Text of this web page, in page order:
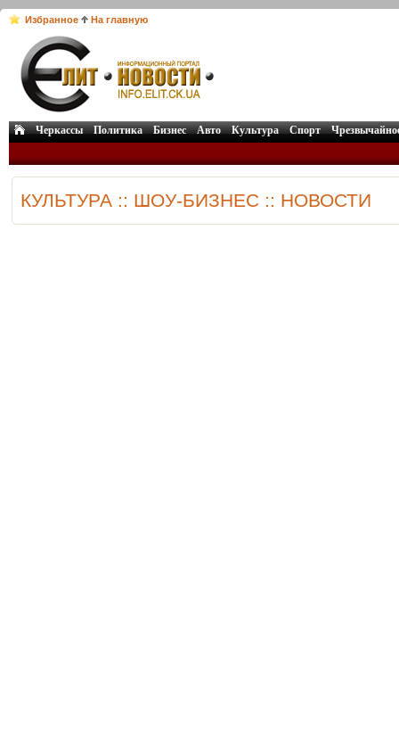
Избранное На главную
Черкассы Политика Бизнес Авто Культура Спорт
КУЛЬТУРА :: ШОУ-БИЗНЕС :: НОВОСТИ